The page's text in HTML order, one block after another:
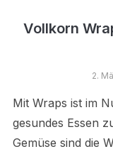
Vollkorn
2.
Mit Wraps ist im
gesundes Essen
Gemüse sind die